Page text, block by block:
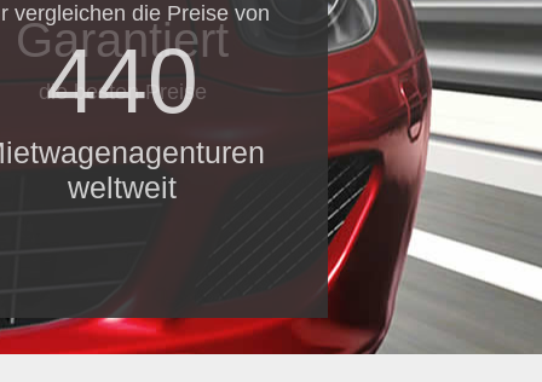
vergleichen die Preise von
440
weltweit
Garantiert
die besten Preise